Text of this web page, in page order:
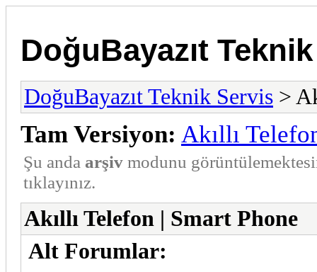
DoğuBayazıt
DoğuBayazıt Teknik Servis >
Tam Versiyon: Akıllı
Şu anda arşiv modunu
tıklayınız.
Akıllı Telefon | Smart Phone
Alt Forumlar: